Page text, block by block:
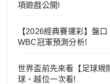
項遊戲公開!
【2026經典賽運彩】盤
WBC冠軍預測分析!
世界盃前先來看【足球規
球、越位一次看!